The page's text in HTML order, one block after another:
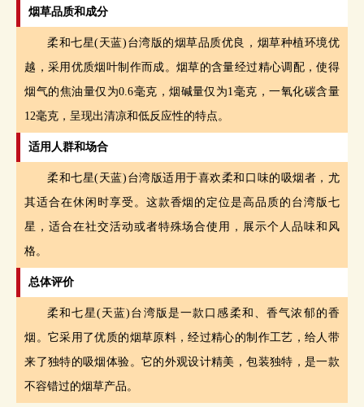
烟草品质和成分
柔和七星(天蓝)台湾版的烟草品质优良，烟草种植环境优
越，采用优质烟叶制作而成。烟草的含量经过精心调配，使得
烟气的焦油量仅为0.6毫克，烟碱量仅为1毫克，一氧化碳含量
12毫克，呈现出清凉和低反应性的特点。
适用人群和场合
柔和七星(天蓝)台湾版适用于喜欢柔和口味的吸烟者，尤
其适合在休闲时享受。这款香烟的定位是高品质的台湾版七
星，适合在社交活动或者特殊场合使用，展示个人品味和风
格。
总体评价
柔和七星(天蓝)台湾版是一款口感柔和、香气浓郁的香
烟。它采用了优质的烟草原料，经过精心的制作工艺，给人带
来了独特的吸烟体验。它的外观设计精美，包装独特，是一款
不容错过的烟草产品。